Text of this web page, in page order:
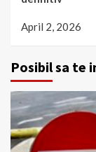
April 2, 2026
Posibil sa te